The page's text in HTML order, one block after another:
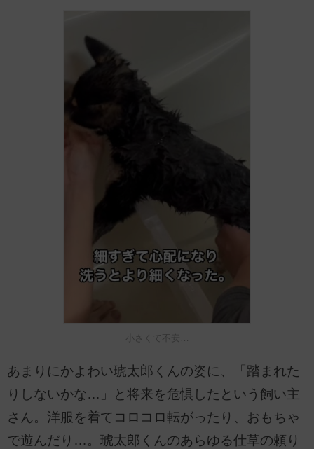
小さくて不安…
あまりにかよわい琥太郎くんの姿に、「踏まれた
りしないかな…」と将来を危惧したという飼い主
さん。洋服を着てコロコロ転がったり、おもちゃ
で遊んだり…。琥太郎くんのあらゆる仕草の頼り